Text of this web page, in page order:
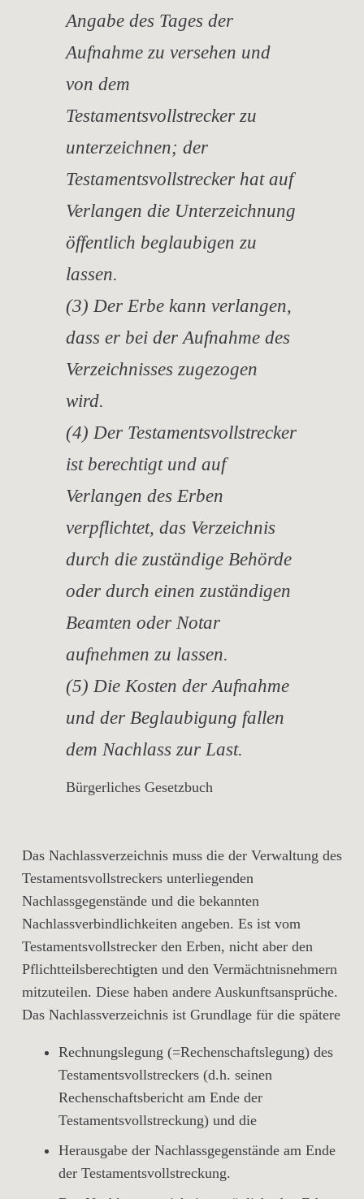
Angabe des Tages der
Aufnahme zu versehen und
von dem
Testamentsvollstrecker zu
unterzeichnen; der
Testamentsvollstrecker hat auf
Verlangen die Unterzeichnung
öffentlich beglaubigen zu
lassen.
(3) Der Erbe kann verlangen,
dass er bei der Aufnahme des
Verzeichnisses zugezogen
wird.
(4) Der Testamentsvollstrecker
ist berechtigt und auf
Verlangen des Erben
verpflichtet, das Verzeichnis
durch die zuständige Behörde
oder durch einen zuständigen
Beamten oder Notar
aufnehmen zu lassen.
(5) Die Kosten der Aufnahme
und der Beglaubigung fallen
dem Nachlass zur Last.
Bürgerliches Gesetzbuch
Das Nachlassverzeichnis muss die der Verwaltung des
Testamentsvollstreckers unterliegenden
Nachlassgegenstände und die bekannten
Nachlassverbindlichkeiten angeben. Es ist vom
Testamentsvollstrecker den Erben, nicht aber den
Pflichtteilsberechtigten und den Vermächtnisnehmern
mitzuteilen. Diese haben andere Auskunftsansprüche.
Das Nachlassverzeichnis ist Grundlage für die spätere
Rechnungslegung (=Rechenschaftslegung) des
Testamentsvollstreckers (d.h. seinen
Rechenschaftsbericht am Ende der
Testamentsvollstreckung) und die
Herausgabe der Nachlassgegenstände am Ende
der Testamentsvollstreckung.